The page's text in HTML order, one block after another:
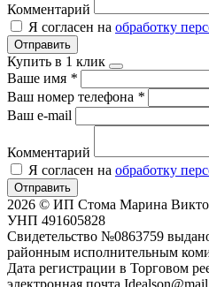
Комментарий
Я согласен на обработку
Отправить
Купить в 1 клик
Ваше имя *
Ваш номер телефона *
Ваш e-mail
Комментарий
Я согласен на обработку
Отправить
2026 © ИП Стома Марина
УНП 491605828
Свидетельство №0863759
районным исполнительным
Дата регистрации в Торговом
электронная почта